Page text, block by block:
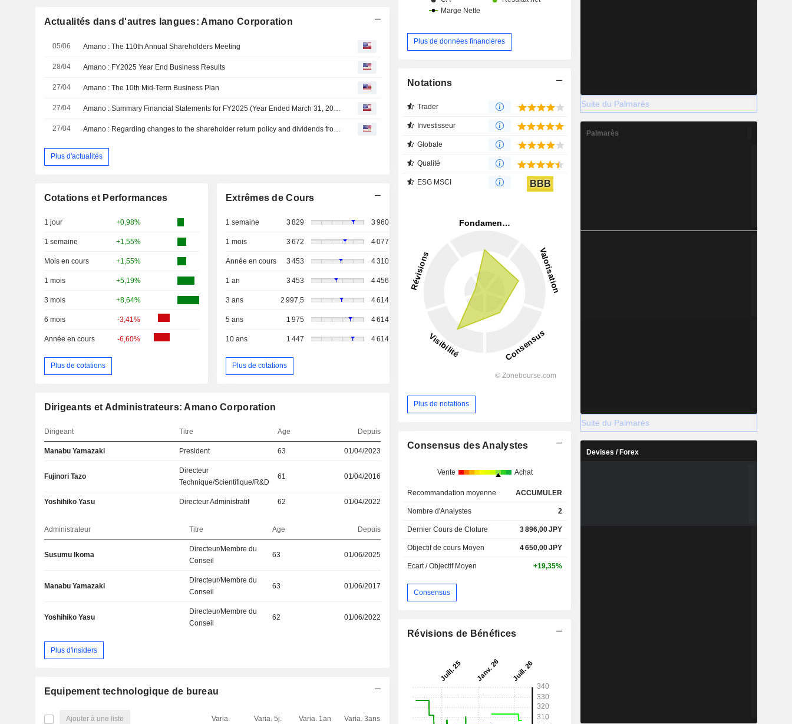
Actualités dans d'autres langues: Amano Corporation
05/06 Amano : The 110th Annual Shareholders Meeting
28/04 Amano : FY2025 Year End Business Results
27/04 Amano : The 10th Mid-Term Business Plan
27/04
27/04
Plus d'actualités
Cotations et Performances
1 jour +0,98%
1 semaine +1,55%
Mois en cours +1,55%
1 mois +5,19%
3 mois +8,64%
6 mois -3,41%
Année en cours -6,60%
Plus de cotations
Extrêmes de Cours
1 semaine 3 829 3 960
1 mois 3 672 4 077
Année en cours 3 453 4 310
1 an 3 453 4 456
3 ans 2 997,5 4 614
5 ans 1 975 4 614
10 ans 1 447 4 614
Plus de cotations
Dirigeants et Administrateurs: Amano Corporation
Dirigeant Titre Age Depuis
Manabu Yamazaki President 63 01/04/2023
Fujinori Tazo
Directeur
Technique/Scientifique/R&D
61 01/04/2016
Yoshihiko Yasu Directeur Administratif 62 01/04/2022
Administrateur Titre Age Depuis
Susumu Ikoma
Directeur/Membre du
Conseil
63 01/06/2025
Manabu Yamazaki
Directeur/Membre du
Conseil
63 01/06/2017
Yoshihiko Yasu
Directeur/Membre du
Conseil
62 01/06/2022
Plus d'insiders
Equipement technologique de bureau
Ajouter à une liste Varia. Varia. 5j. Varia. 1an Varia. 3ans Capi.($)
Plus de données financières
Notations
Trader
Investisseur
Globale
Qualité
ESG MSCI BBB
Plus de notations
Consensus des Analystes
Vente Achat
Recommandation moyenne ACCUMULER
Nombre d'Analystes 2
Dernier Cours de Cloture 3 896,00JPY
Objectif de cours Moyen 4 650,00JPY
Ecart / Objectif Moyen +19,35%
Consensus
Révisions de Bénéfices
Suite du Palmarès
Palmarès
Suite du Palmarès
Devises / Forex